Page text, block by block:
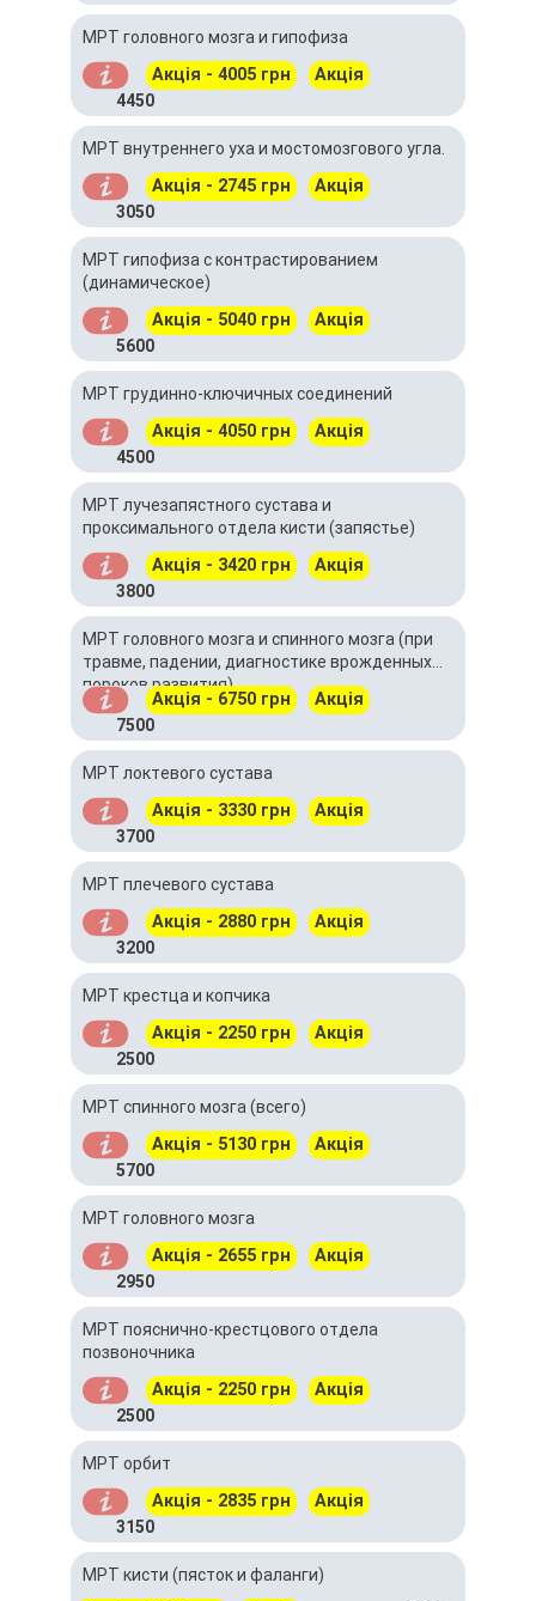
МРТ головного мозга и гипофиза
Акція - 4005 грн Акція
4450
МРТ внутреннего уха и мостомозгового угла.
Акція - 2745 грн Акція
3050
МРТ гипофиза с контрастированием
(динамическое)
Акція - 5040 грн Акція
5600
МРТ грудинно-ключичных соединений
Акція - 4050 грн Акція
4500
МРТ лучезапястного сустава и
проксимального отдела кисти (запястье)
Акція - 3420 грн Акція
3800
МРТ головного мозга и спинного мозга (при
травме, падении, диагностике врожденных
пороков развития)
Акція - 6750 грн Акція
7500
МРТ локтевого сустава
Акція - 3330 грн Акція
3700
МРТ плечевого сустава
Акція - 2880 грн Акція
3200
МРТ крестца и копчика
Акція - 2250 грн Акція
2500
МРТ спинного мозга (всего)
Акція - 5130 грн Акція
5700
МРТ головного мозга
Акція - 2655 грн Акція
2950
МРТ пояснично-крестцового отдела
позвоночника
Акція - 2250 грн Акція
2500
МРТ орбит
Акція - 2835 грн Акція
3150
МРТ кисти (пясток и фаланги)